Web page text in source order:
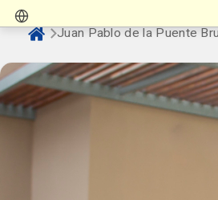
Juan Pablo de la Puente